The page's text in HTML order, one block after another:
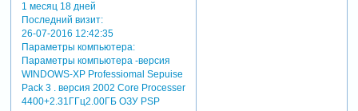
1 месяц 18 дней
Последний визит:
26-07-2016 12:42:35
Параметры компьютера:
Параметры компьютера -версия
WINDOWS-XP Professiomal Sepuise
Pack 3 . версия 2002 Core Processer
4400+2.31ГГц2.00ГБ ОЗУ PSP